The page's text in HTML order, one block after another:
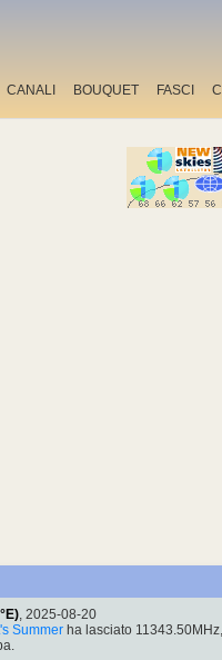
CANALI BOUQUET FASCI
, 2025-08-20
Summer ha lasciato